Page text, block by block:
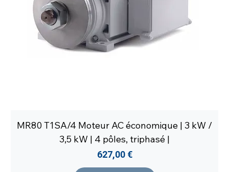
MR80 T1SA/4 Moteur AC économique | 3 kW /
3,5 kW | 4 pôles, triphasé |
Prix
627,00 €